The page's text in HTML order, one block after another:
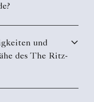
und
des The Ritz-